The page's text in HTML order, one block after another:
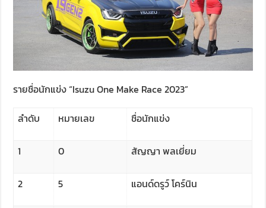
รายชื่อนักแข่ง “Isuzu One Make Race 2023”
ลำดับ หมายเลข ชื่อนักแข่ง
1 0 สัญญา พลเยี่ยม
2 5 แอนด์ดรูว์ โคร์นิน